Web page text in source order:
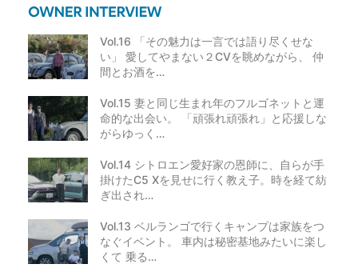
Vol.16 「その魅力は一言では語り尽くせな
い」 愛してやまない２CVを眺めながら、 仲
間とお酒を…
Vol.15 妻と同じ生まれ年のフルゴネットと運
命的な出会い。 「頑張れ頑張れ」と応援しな
がらゆっく…
Vol.14 シトロエン愛好家の恩師に、自らが手
掛けたC5 Xを見せに行く教え子。時を経て紡
ぎ出され…
Vol.13 ベルランゴで行くキャンプは家族をつ
なぐイベント。 車内は秘密基地みたいに楽し
くて 乗る…